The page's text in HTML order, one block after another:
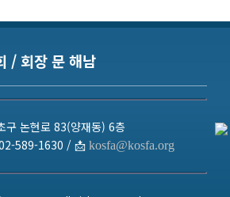
/ 회장 문 해남
구 논현로 83(양재동) 6층
589-1630 / 📩 kosfa@kosfa.org